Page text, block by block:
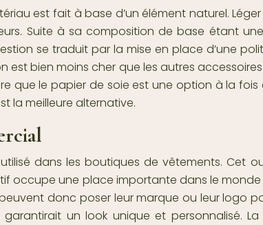
est fait à base d’un élément naturel.
Suite à sa composition de base étant
se traduit par la mise en place d’une
bien moins cher que les autres
que le papier de soie est une option à la
la meilleure alternative.
dans les boutiques de vêtements. Cet
occupe une place importante dans le
donc poser leur marque ou leur logo
un look unique et personnalisé.